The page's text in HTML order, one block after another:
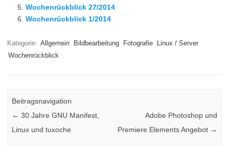
Wochenrückblick 27/2014
Wochenrückblick 1/2014
Kategorie: Allgemein Bildbearbeitung Fotografie
Linux / Server
Wochenrückblick
Beitragsnavigation
← 30 Jahre GNU Manifest,
Linux und tuxoche
Adobe Photoshop und
Premiere Elements Angebot →